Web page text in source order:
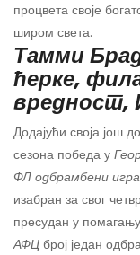
процвета своје
широм света.
Тамми
ћерке,
вредност,
Додајући своја још
сезона победа у
ФЛ одбрамбени
изабран за свог
пресудан у помагању
АФЦ број један